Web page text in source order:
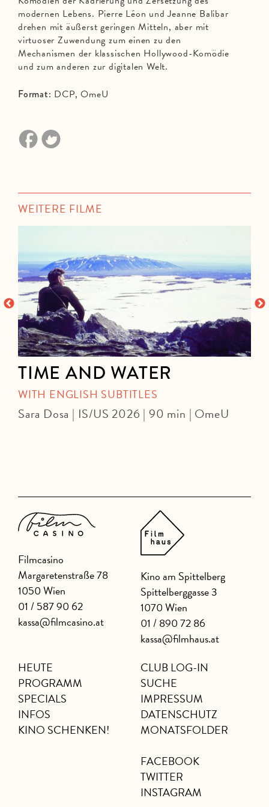
modernen Lebens. Pierre Léon und Jeanne Balibar
drehen mit äußerst geringen Mitteln, aber mit
virtuoser Zuwendung zum einen zu den
Mechanismen der klassischen Hollywood-Komödie
und zum anderen zur digitalen Welt.
Format: DCP, OmeU
WEITERE FILME
TIME AND WATER
WITH ENGLISH SUBTITLES
Sara Dosa | IS/US 2026 | 90 min | OmeU
Filmcasino
Margaretenstraße 78
1050 Wien
01 / 587 90 62
kassa@filmcasino.at
Kino am Spittelberg
Spittelberggasse 3
1070 Wien
01 / 890 72 86
kassa@filmhaus.at
HEUTE
PROGRAMM
SPECIALS
INFOS
KINO SCHENKEN!
CLUB LOG-IN
SUCHE
IMPRESSUM
DATENSCHUTZ
MONATSFOLDER
FACEBOOK
TWITTER
INSTAGRAM